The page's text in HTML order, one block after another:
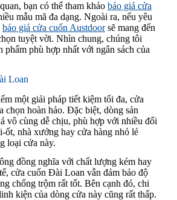
bạn có thể tham khảo báo giá cửa
mẫu mã đa dạng. Ngoài ra, nếu yêu
báo giá cửa cuốn Austdoorsẽ mang đến
tuyệt vời. Nhìn chung, chúng tôi
phẩm phù hợp nhất với ngân sách của
Loan
một giải pháp tiết kiệm tối đa, cửa
hoàn hảo. Đặc biệt, dòng sản
vô cùng dễ chịu, phù hợp với nhiều đối
ốt, nhà xưởng hay cửa hàng nhỏ lẻ
loại cửa này.
đồng nghĩa với chất lượng kém hay
cửa cuốn Đài Loan vẫn đảm bảo độ
chống trộm rất tốt. Bên cạnh đó, chi
kiện của dòng cửa này cũng rất thấp.